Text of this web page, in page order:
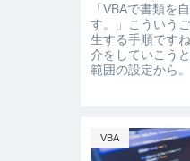
「VBAで書類を
す。」こういう
生する手順です
介をしていこう
範囲の設定から。
VBA